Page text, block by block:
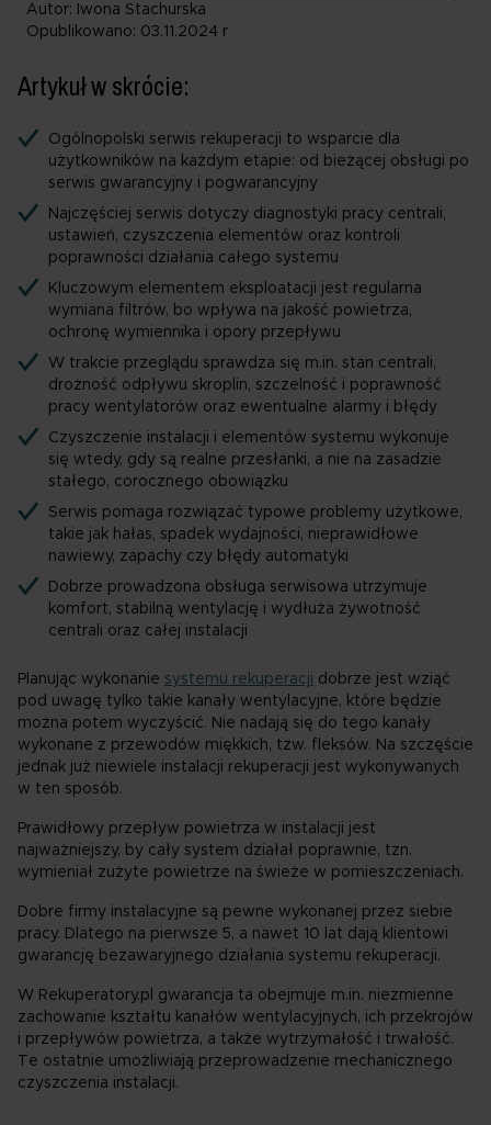
Autor: Iwona Stachurska
Opublikowano: 03.11.2024 r
Artykuł w skrócie:
Ogólnopolski serwis rekuperacji to wsparcie dla
użytkowników na każdym etapie: od bieżącej obsługi po
serwis gwarancyjny i pogwarancyjny
Najczęściej serwis dotyczy diagnostyki pracy centrali,
ustawień, czyszczenia elementów oraz kontroli
poprawności działania całego systemu
Kluczowym elementem eksploatacji jest regularna
wymiana filtrów, bo wpływa na jakość powietrza,
ochronę wymiennika i opory przepływu
W trakcie przeglądu sprawdza się m.in. stan centrali,
drożność odpływu skroplin, szczelność i poprawność
pracy wentylatorów oraz ewentualne alarmy i błędy
Czyszczenie instalacji i elementów systemu wykonuje
się wtedy, gdy są realne przesłanki, a nie na zasadzie
stałego, corocznego obowiązku
Serwis pomaga rozwiązać typowe problemy użytkowe,
takie jak hałas, spadek wydajności, nieprawidłowe
nawiewy, zapachy czy błędy automatyki
Dobrze prowadzona obsługa serwisowa utrzymuje
komfort, stabilną wentylację i wydłuża żywotność
centrali oraz całej instalacji
Planując wykonanie systemu rekuperacji dobrze jest wziąć
pod uwagę tylko takie kanały wentylacyjne, które będzie
można potem wyczyścić. Nie nadają się do tego kanały
wykonane z przewodów miękkich, tzw. fleksów. Na szczęście
jednak już niewiele instalacji rekuperacji jest wykonywanych
w ten sposób.
Prawidłowy przepływ powietrza w instalacji jest
najważniejszy, by cały system działał poprawnie, tzn.
wymieniał zużyte powietrze na świeże w pomieszczeniach.
Dobre firmy instalacyjne są pewne wykonanej przez siebie
pracy. Dlatego na pierwsze 5, a nawet 10 lat dają klientowi
gwarancję bezawaryjnego działania systemu rekuperacji.
W Rekuperatory.pl gwarancja ta obejmuje m.in. niezmienne
zachowanie kształtu kanałów wentylacyjnych, ich przekrojów
i przepływów powietrza, a także wytrzymałość i trwałość.
Te ostatnie umożliwiają przeprowadzenie mechanicznego
czyszczenia instalacji.